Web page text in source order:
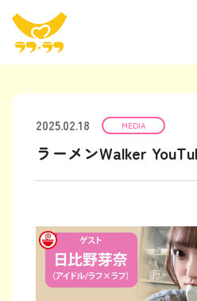
2025.02.18 MEDIA
ラーメンWalker